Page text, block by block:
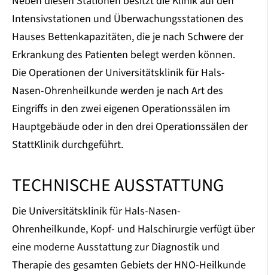
Intensivstationen und Überwachungsstationen des
Hauses Bettenkapazitäten, die je nach Schwere der
Erkrankung des Patienten belegt werden können.
Die Operationen der Universitätsklinik für Hals-
Nasen-Ohrenheilkunde werden je nach Art des
Eingriffs in den zwei eigenen Operationssälen im
Hauptgebäude oder in den drei Operationssälen der
StattKlinik durchgeführt.
TECHNISCHE AUSSTATTUNG
Die Universitätsklinik für Hals-Nasen-
Ohrenheilkunde, Kopf- und Halschirurgie verfügt über
eine moderne Ausstattung zur Diagnostik und
Therapie des gesamten Gebiets der HNO-Heilkunde